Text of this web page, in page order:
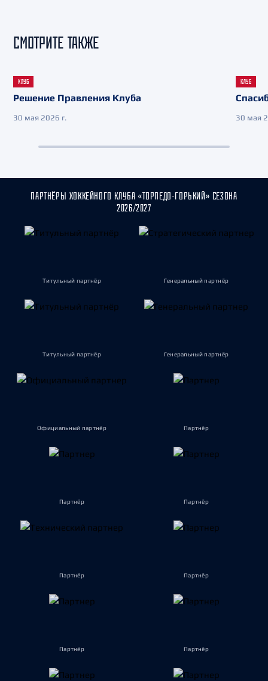
СМОТРИТЕ ТАКЖЕ
КЛУБ
Решение Правления Клуба
30 мая 2026 г.
КЛУБ
30 мая
ПАРТНЁРЫ ХОККЕЙНОГО КЛУБА «ТОРПЕДО-ГОРЬКИЙ» СЕЗОНА
2026/2027
Титульный партнёр Генеральный партнёр
Титульный партнёр Генеральный партнёр
Официальный партнёр Партнёр
Партнёр Партнёр
Партнёр Партнёр
Партнёр Партнёр